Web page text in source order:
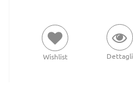
Wishlist Dettagli